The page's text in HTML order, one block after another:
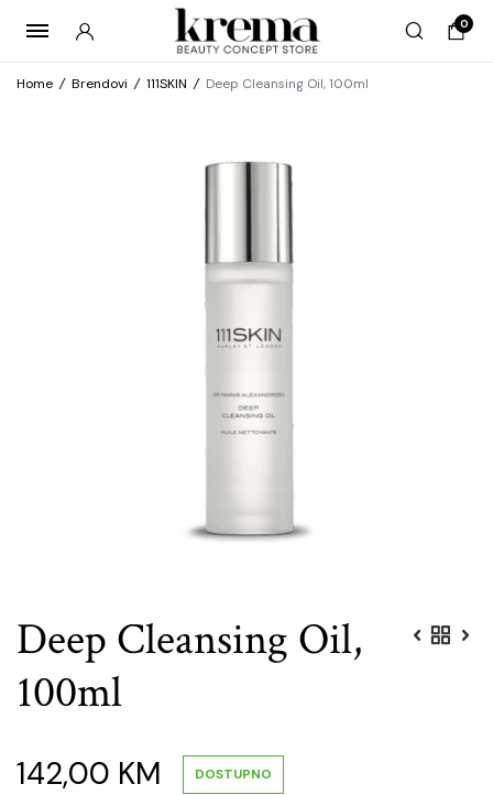
0
Home / Brendovi / 111SKIN / Deep Cleansing Oil, 100ml
Deep Cleansing Oil,
100ml
142,00 KM DOSTUPNO